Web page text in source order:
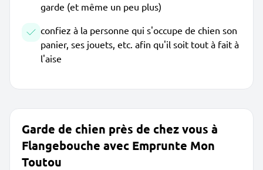
garde (et même un peu plus)
confiez à la personne qui s'occupe de chien son
panier, ses jouets, etc. afin qu'il soit tout à fait à
l'aise
Garde de chien près de chez vous à
Flangebouche avec Emprunte Mon
Toutou